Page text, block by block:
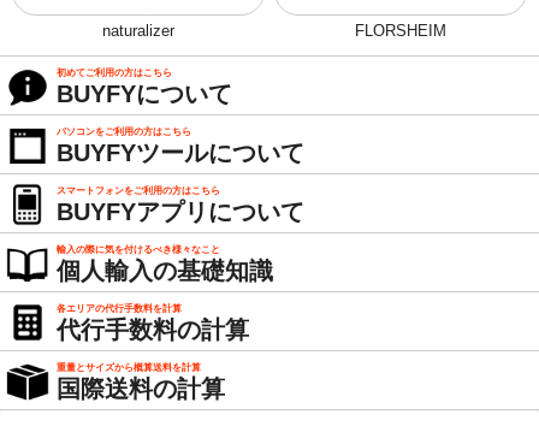
naturalizer FLORSHEIM
初めてご利用の方はこちら
BUYFYについて
パソコンをご利用の方はこちら
BUYFYツールについて
スマートフォンをご利用の方はこちら
BUYFYアプリについて
輸入の際に気を付けるべき様々なこと
個人輸入の基礎知識
各エリアの代行手数料を計算
代行手数料の計算
重量とサイズから概算送料を計算
国際送料の計算